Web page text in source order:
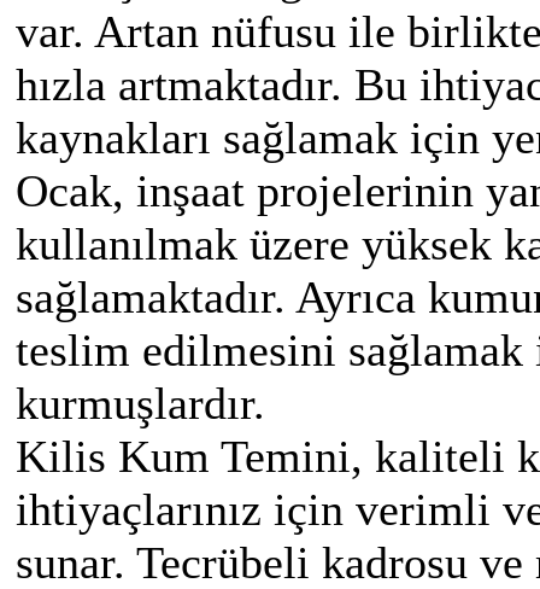
var. Artan nüfusu ile
hızla artmaktadır. Bu
kaynakları sağlamak için
Ocak, inşaat projelerinin
kullanılmak üzere yüksek
sağlamaktadır. Ayrıca
teslim edilmesini
kurmuşlardır.
Kilis Kum Temini, kaliteli
ihtiyaçlarınız için verimli
sunar. Tecrübeli kadrosu